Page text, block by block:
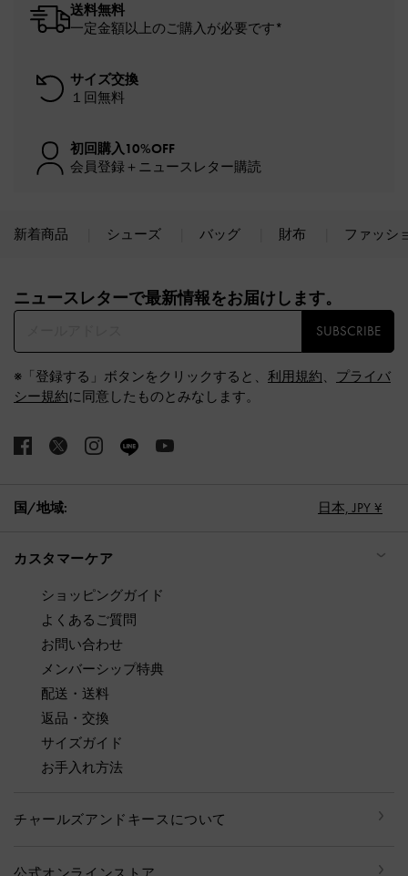
送料無料
一定金額以上のご購入が必要です*
サイズ交換
１回無料
初回購入10%OFF
会員登録＋ニュースレター購読
新着商品 シューズ バッグ 財布 ファッシ
ニュースレターで最新情報をお届けします。​
SUBSCRIBE
※「登録する」ボタンをクリックすると、 利用規約、 プライバ
シー規約に同意したものとみなします。
国/地域: 日本, JPY ¥
カスタマーケア
ショッピングガイド
よくあるご質問
お問い合わせ
メンバーシップ特典
配送・送料
返品・交換
サイズガイド
お手入れ方法
チャールズアンドキースについて